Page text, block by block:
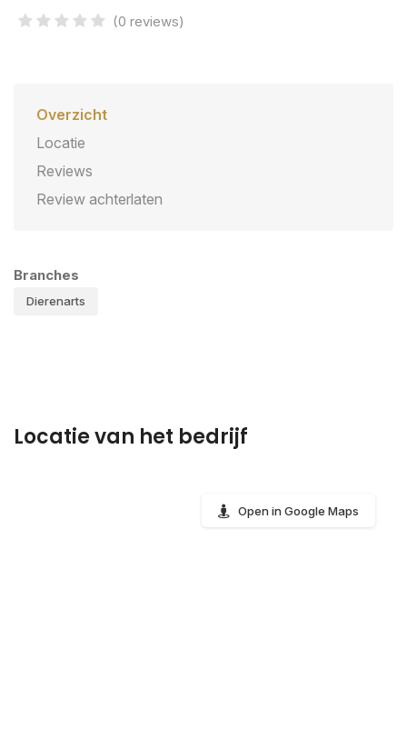
(0 reviews)
Overzicht
Locatie
Reviews
Review achterlaten
Branches
Dierenarts
Locatie van het bedrijf
Open in Google Maps